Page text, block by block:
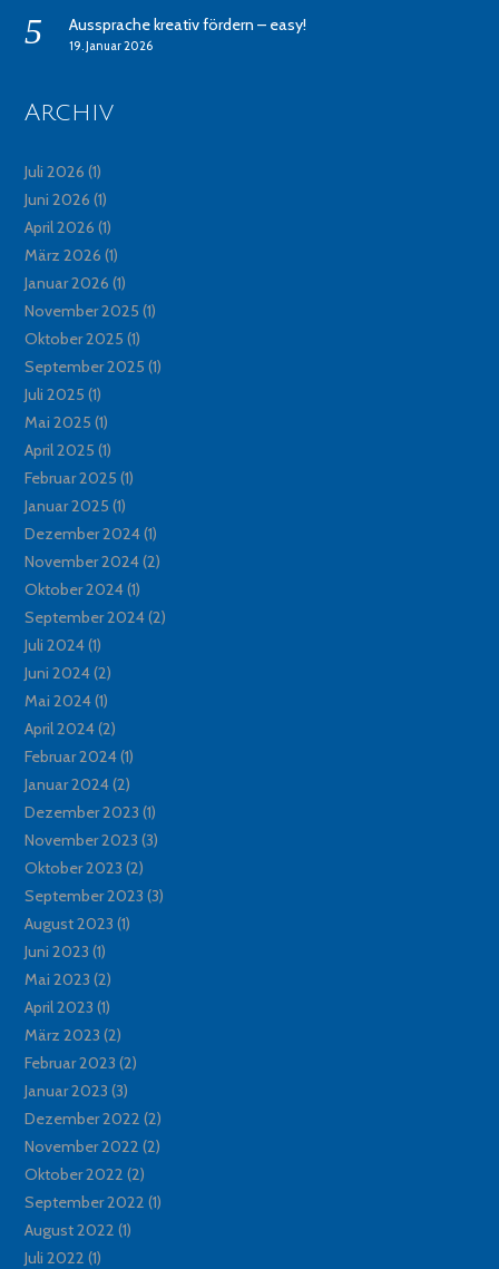
Aussprache kreativ fördern – easy!
19. Januar 2026
Archiv
Juli 2026 (1)
Juni 2026 (1)
April 2026 (1)
März 2026 (1)
Januar 2026 (1)
November 2025 (1)
Oktober 2025 (1)
September 2025 (1)
Juli 2025 (1)
Mai 2025 (1)
April 2025 (1)
Februar 2025 (1)
Januar 2025 (1)
Dezember 2024(1)
November 2024(2)
Oktober 2024(1)
September 2024(2)
Juli 2024(1)
Juni 2024(2)
Mai 2024(1)
April 2024(2)
Februar 2024(1)
Januar 2024(2)
Dezember 2023 (1)
November 2023 (3)
Oktober 2023 (2)
September 2023 (3)
August 2023 (1)
Juni 2023 (1)
Mai 2023 (2)
April 2023 (1)
März 2023 (2)
Februar 2023 (2)
Januar 2023 (3)
Dezember 2022 (2)
November 2022 (2)
Oktober 2022 (2)
September 2022 (1)
August 2022 (1)
Juli 2022 (1)